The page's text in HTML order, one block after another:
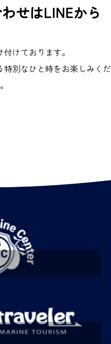
せはLINEから
けております。
別なひと時をお楽しみくだ